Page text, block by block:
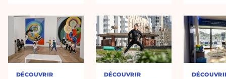
DÉCOUVRIR DÉCOUVRIR